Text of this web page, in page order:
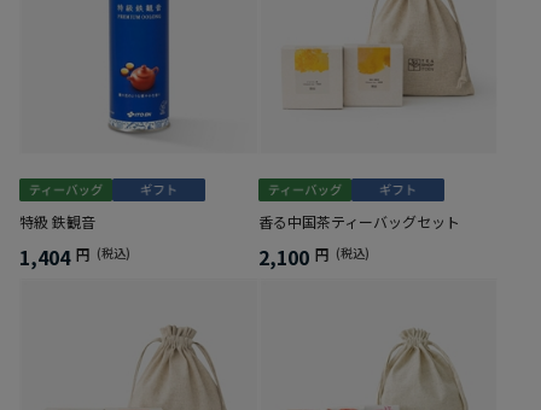
特級 鉄観音
1,404 円 (税込)
香る中国茶ティーバッグセット
2,100 円 (税込)